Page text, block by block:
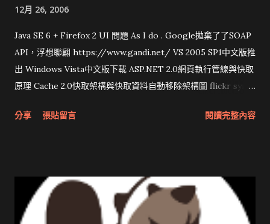
12月 26, 2006
Java SE 6 + Firefox 2 UI 問題 As I do . Google拋棄了了SOAP
API，浮想聯翩 https://www.gandi.net/ VS 2005 SP1中文版推
出 Windows Vista中文版下載 ASP.NET 2.0網頁執行管線與快取
原理 Cache 2.0快取架構與快取資料自動移除架構圖 flickr sync
圖治推動改革 Wait and see 國內某SOC疑遭駭客入侵 大砲開講
分享 張貼留言 閱讀完整內容